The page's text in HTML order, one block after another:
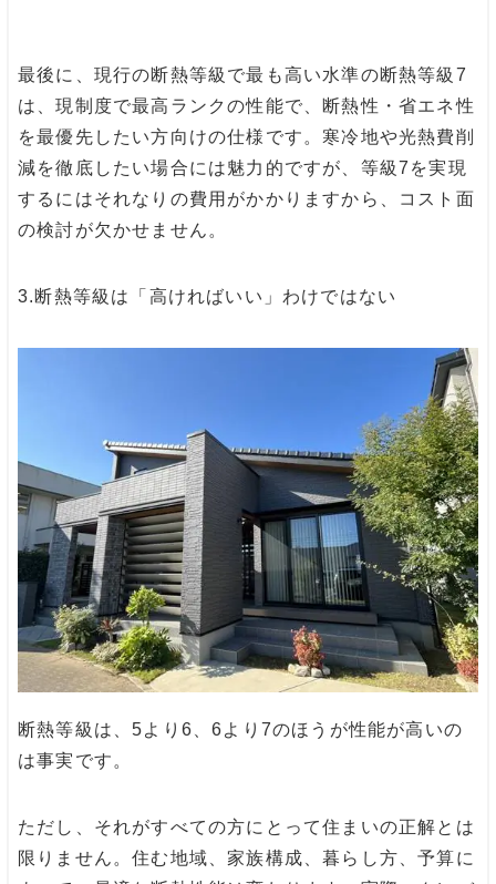
最後に、現行の断熱等級で最も高い水準の断熱等級7
は、現制度で最高ランクの性能で、断熱性・省エネ性
を最優先したい方向けの仕様です。寒冷地や光熱費削
減を徹底したい場合には魅力的ですが、等級7を実現
するにはそれなりの費用がかかりますから、コスト面
の検討が欠かせません。
3. 断熱等級は「高ければいい」わけではない
断熱等級は、5より6、6より7のほうが性能が高いの
は事実です。
ただし、それがすべての方にとって住まいの正解とは
限りません。住む地域、家族構成、暮らし方、予算に